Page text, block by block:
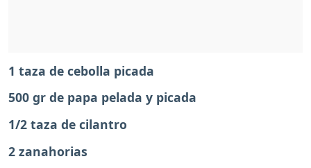
1 taza de cebolla picada
500 gr de papa pelada y picada
1/2 taza de cilantro
2 zanahorias